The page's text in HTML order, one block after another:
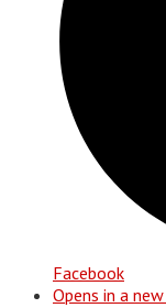
Facebook
Opens in a